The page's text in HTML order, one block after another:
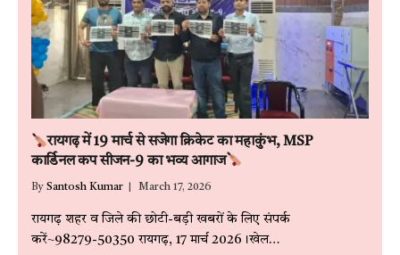
रायगढ़ में 19 मार्च से सजेगा क्रिकेट का महाकुंभ, MSP
कार्डिनल कप सीजन-9 का भव्य आगाज
By Santosh Kumar March 17, 2026
रायगढ़ शहर व जिले की छोटी-बड़ी खबरों के लिए संपर्क
करें~98279-50350 रायगढ़, 17 मार्च 2026।खेल…